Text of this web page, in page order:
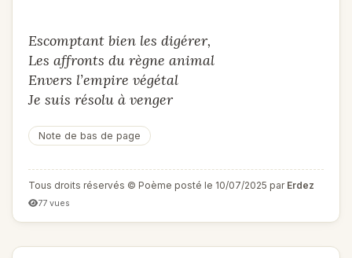
Escomptant bien les digérer,
Les affronts du règne animal
Envers l’empire végétal
Je suis résolu à venger
Note de bas de page
Tous droits réservés © Poème posté le 10/07/2025 par Erdez
77 vues